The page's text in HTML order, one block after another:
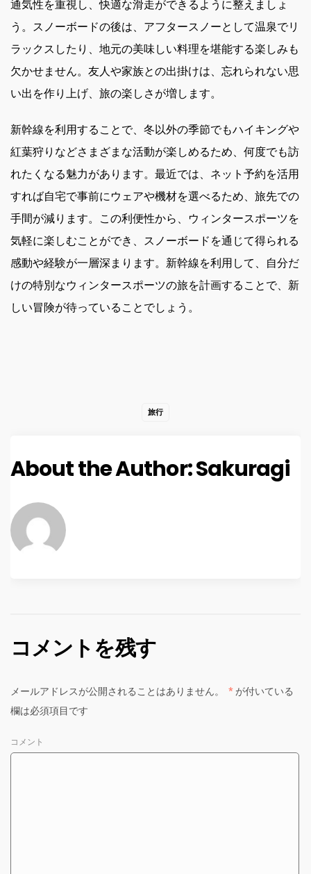
通気性を重視し、快適な滑走ができるように整えましょ
う。スノーボードの後は、アフタースノーとして温泉でリ
ラックスしたり、地元の美味しい料理を堪能する楽しみも
欠かせません。友人や家族との出掛けは、忘れられない思
い出を作り上げ、旅の楽しさが増します。
新幹線を利用することで、冬以外の季節でもハイキングや
紅葉狩りなどさまざまな活動が楽しめるため、何度でも訪
れたくなる魅力があります。最近では、ネット予約を活用
すれば自宅で事前にウェアや機材を選べるため、旅先での
手間が減ります。この利便性から、ウィンタースポーツを
気軽に楽しむことができ、スノーボードを通じて得られる
感動や経験が一層深まります。新幹線を利用して、自分だ
けの特別なウィンタースポーツの旅を計画することで、新
しい冒険が待っていることでしょう。
旅行
About the Author:Sakuragi
コメントを残す
メールアドレスが公開されることはありません。 * が付いている
欄は必須項目です
コメント